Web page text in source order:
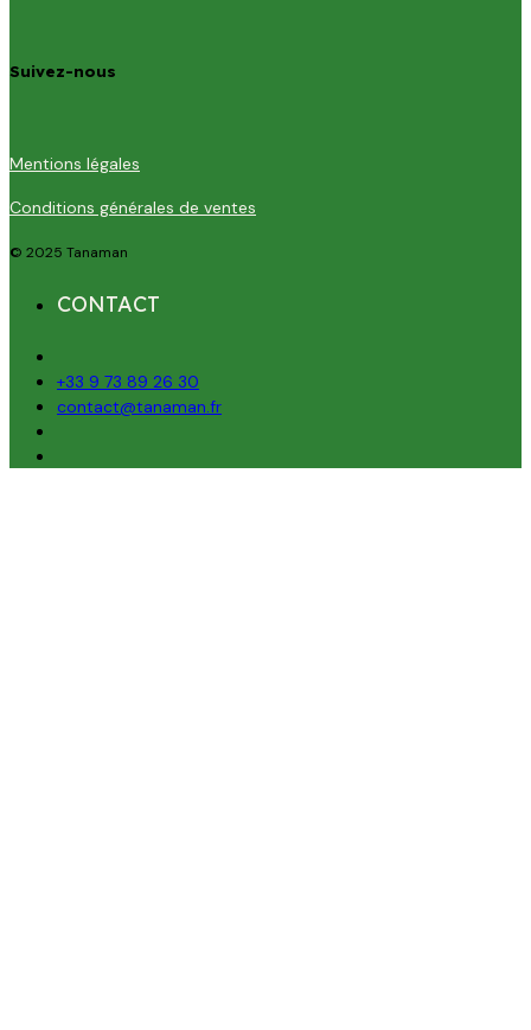
Suivez-nous
Mentions légales
Conditions générales de ventes
© 2025 Tanaman
CONTACT
+33 9 73 89 26 30
contact@tanaman.fr